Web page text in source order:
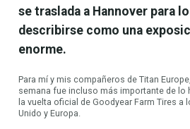
se traslada a Hannover para
describirse como una
enorme.
Para mí y mis compañeros de Titan
semana fue incluso más importante de lo
la vuelta oficial de Goodyear Farm Tires a
Unido y Europa.